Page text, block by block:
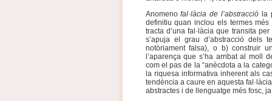
Anomenofal·làcia de l’abstracció la
definitiu quan inclou els termes
tracta d’una fal·làcia que transita
s’apuja el grau d’abstracció dels
notòriament falsa), o b) construir
l’aparença que s’ha arribat al moll
com el pas de la “anècdota a la
la riquesa informativa inherent als
tendència a caure en aquesta
abstractes i de llenguatge més fosc,